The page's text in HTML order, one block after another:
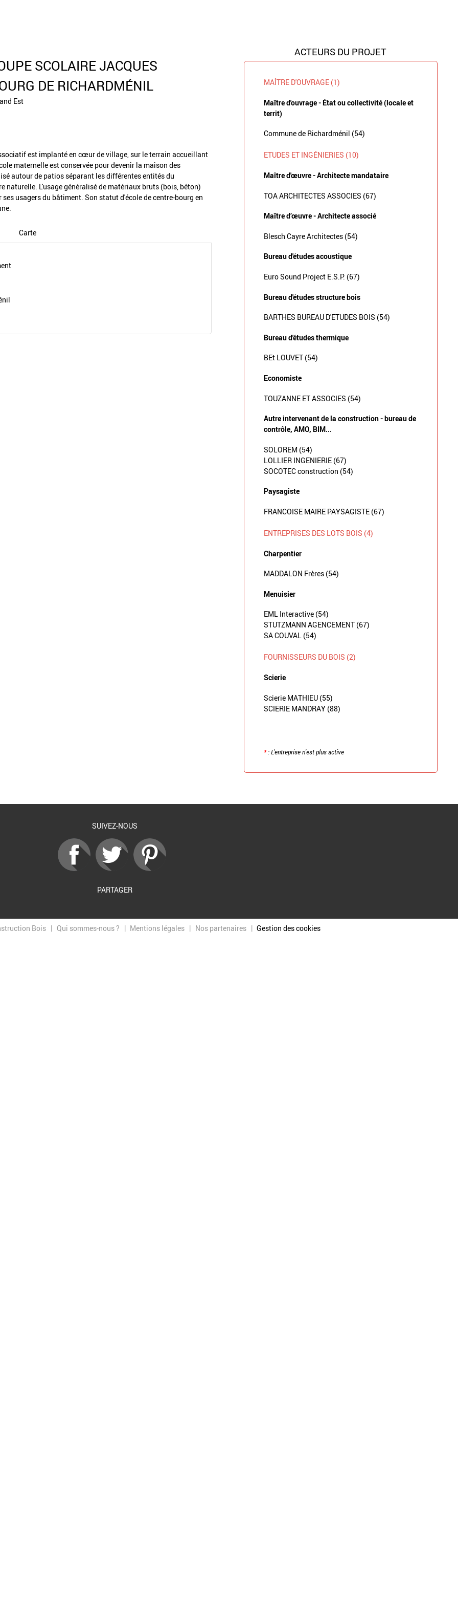
SCOLAIRE JACQUES
DE RICHARDMÉNIL
Est
est implanté en cœur de village, sur le terrain accueillant
maternelle est conservée pour devenir la maison des
autour de patios séparant les différentes entités du
naturelle. L'usage généralisé de matériaux bruts (bois, béton)
usagers du bâtiment. Son statut d'école de centre-bourg en
Carte
ACTEURS DU PROJET
MAÎTRE D'OUVRAGE (1)
Maître d'ouvrage - État ou collectivité (locale et
territ)
Commune de Richardménil (54)
ETUDES ET INGÉNIERIES (10)
Maître d'œuvre - Architecte mandataire
TOA ARCHITECTES ASSOCIES (67)
Maître d’œuvre - Architecte associé
Blesch Cayre Architectes (54)
Bureau d'études acoustique
Euro Sound Project E.S.P. (67)
Bureau d'études structure bois
BARTHES BUREAU D'ETUDES BOIS (54)
Bureau d'études thermique
BEt LOUVET (54)
Economiste
TOUZANNE ET ASSOCIES (54)
Autre intervenant de la construction - bureau de
contrôle, AMO, BIM...
SOLOREM (54)
LOLLIER INGENIERIE (67)
SOCOTEC construction (54)
Paysagiste
FRANCOISE MAIRE PAYSAGISTE (67)
ENTREPRISES DES LOTS BOIS (4)
Charpentier
MADDALON Frères (54)
Menuisier
EML Interactive (54)
STUTZMANN AGENCEMENT (67)
SA COUVAL (54)
FOURNISSEURS DU BOIS (2)
Scierie
Scierie MATHIEU (55)
SCIERIE MANDRAY (88)
*: L'entreprise n'est plus active
SUIVEZ-NOUS
PARTAGER
Bois Qui sommes-nous ? Mentions légales Nos partenaires Gestion des cookies